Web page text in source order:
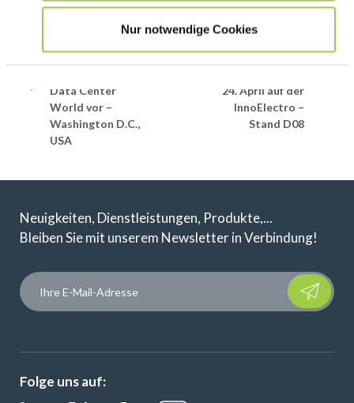
Nur notwendige Cookies
Beitrags-Navigation
Previous article
die Zukunft der
Data Center
World vor –
Washington D.C.,
USA
Next article
unser ungarisches
24. April auf der
InnoElectro –
Stand D08
Neuigkeiten, Dienstleistungen, Produkte,...
Bleiben Sie mit unserem Newsletter in Verbindung!
Please
Folge uns auf: